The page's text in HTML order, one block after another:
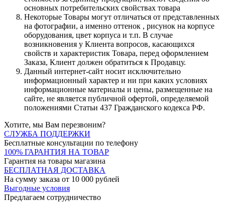
основных потребительских свойствах товара
Некоторые Товары могут отличаться от представленных
на фотографии, а именно оттенок , рисунок на корпусе
оборудования, цвет корпуса и т.п. В случае
возникновения у Клиента вопросов, касающихся
свойств и характеристик Товара, перед оформлением
Заказа, Клиент должен обратиться к Продавцу.
Данный интернет-сайт носит исключительно
информационный характер и ни при каких условиях
информационные материалы и цены, размещенные на
сайте, не является публичной офертой, определяемой
положениями Статьи 437 Гражданского кодекса РФ.
Хотите, мы Вам перезвоним?
СЛУЖБА ПОДДЕРЖКИ
Бесплатные консультации по телефону
100% ГАРАНТИЯ НА ТОВАР
Гарантия на товары магазина
БЕСПЛАТНАЯ ДОСТАВКА
На сумму заказа от 10 000 рублей
Выгодные условия
Предлагаем сотрудничество